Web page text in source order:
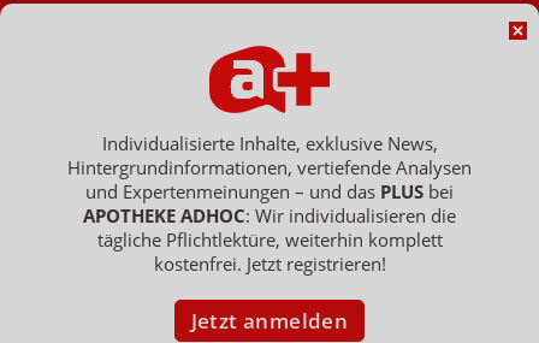
Hinweisgebersystem
Vertrag widerrufen
Copyright © 2007 - 2026 , APOTHEKE ADHOC ist ein Dienst der ELPATO
Geschäftsführer: Patrick Hollstein, Thomas Bellartz / Amtsgericht Berlin
Charlottenburg / HRB 204 379 B
Individualisierte Inhalte, exklusive News,
Hintergrundinformationen, vertiefende Analysen
und Expertenmeinungen – und das PLUS bei
APOTHEKE ADHOC: Wir individualisieren die
tägliche Pflichtlektüre, weiterhin komplett
kostenfrei. Jetzt registrieren!
Jetzt anmelden